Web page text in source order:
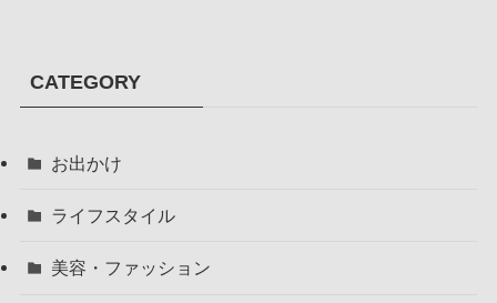
CATEGORY
お出かけ
ライフスタイル
美容・ファッション